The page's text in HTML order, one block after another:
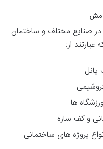
مش
صنایع مختلف و ساختمان
عبارتند از:
ها
و کف سازه
پروژه های ساختمانی